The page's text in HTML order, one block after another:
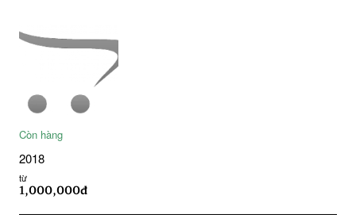
Còn hàng
2018
từ
1,000,000đ